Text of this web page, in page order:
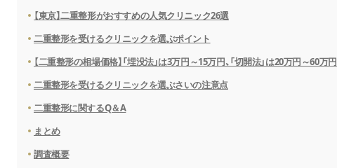
【東京】二重整形がおすすめの人気クリニック26選
二重整形を受けるクリニックを選ぶポイント
【二重整形の相場価格】「埋没法」は3万円～15万円、「切開法」は20万円～60万円
二重整形を受けるクリニックを選ぶさいの注意点
二重整形に関するQ＆A
まとめ
調査概要